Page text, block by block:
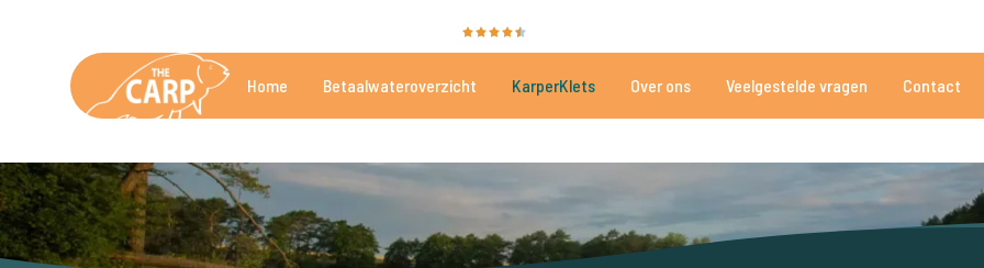
Home Betaalwateroverzicht KarperKlets Over ons Veelgestelde vragen Contact